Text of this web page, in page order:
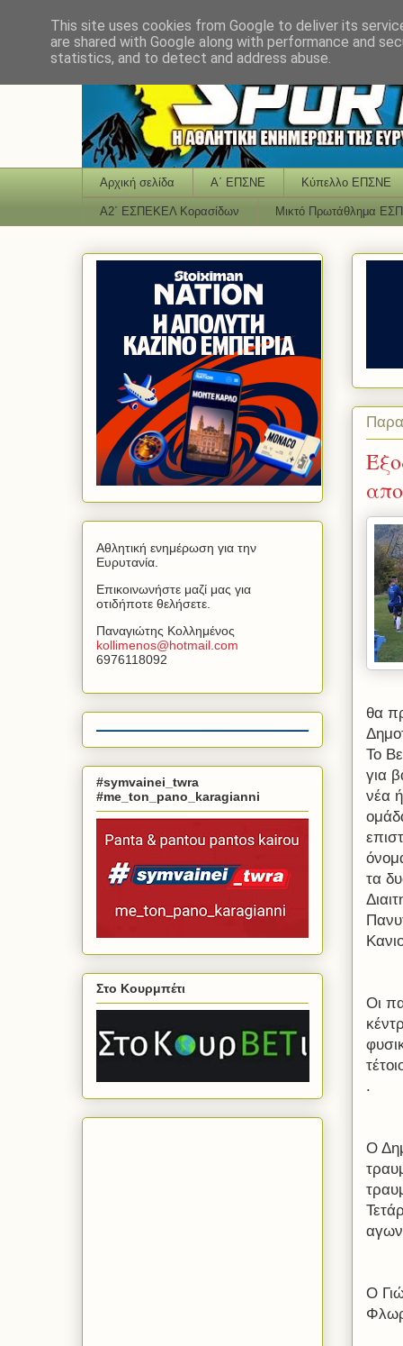
Αρχική σελίδα Α΄ ΕΠΣΝΕ Κύπελλο ΕΠΣΝΕ
Α2΄ ΕΣΠΕΚΕΛ Κορασίδων Μικτό Πρωτάθλημα
θα
Το
για
νέα
τα
Οι
.
Ο
Ο
Αθλητική ενημέρωση για την
Ευρυτανία.
Επικοινωνήστε μαζί μας για
οτιδήποτε θελήσετε.
Παναγιώτης Κολλημένος
kollimenos@hotmail com
6976118092
#symvainei_twra
#me_ton_pano_karagianni
Στο Κουρμπέτι
This site uses cookies from Google to deliver its
are shared with Google along with performance and
statistics, and to detect and address abuse.